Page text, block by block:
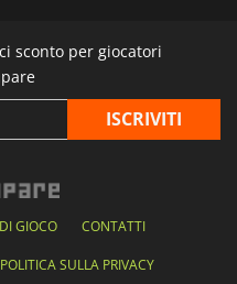
sconto per giocatori
GIOCO CONTATTI
POLITICA SULLA PRIVACY